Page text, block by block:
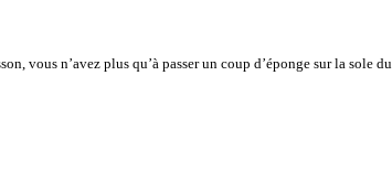
vous n’avez plus qu’à passer un coup d’éponge sur la sole